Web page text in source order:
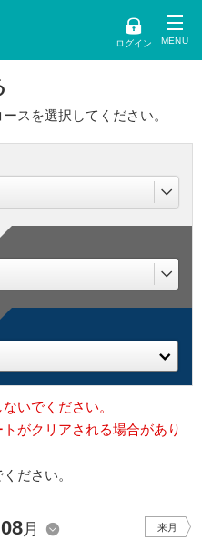
ログイン
スを選択してください。
いでください。
がクリアされる場合があり
ださい。
08月 来月